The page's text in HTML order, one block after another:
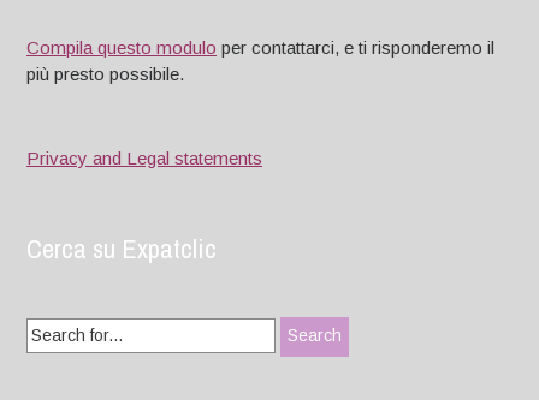
Compila questo modulo per contattarci, e ti risponderemo il
più presto possibile.
Privacy and Legal statements
Cerca su Expatclic
Search
for: